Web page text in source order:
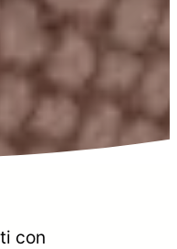
con